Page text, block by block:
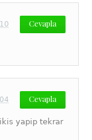
Cevapla
Cevapla
yapip tekrar